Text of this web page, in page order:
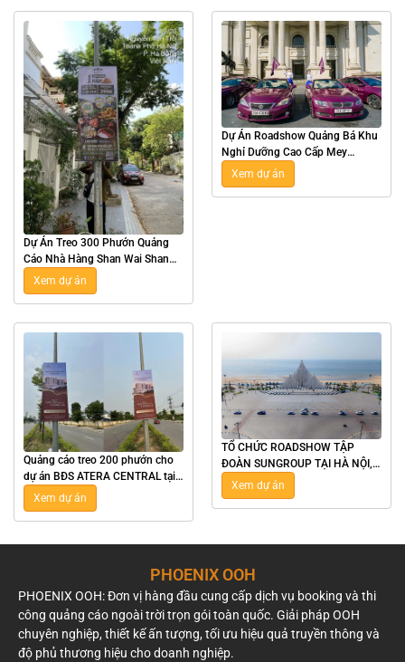
Dự Án Treo 300 Phướn Quảng
Cáo Nhà Hàng Shan Wai Shan
Hot Pot Tại Hà Nội
Xem dự án
Dự Án Roadshow Quảng Bá Khu
Nghỉ Dưỡng Cao Cấp Mey
Retreat Bãi Lữ Tại Nghệ An
Xem dự án
Quảng cáo treo 200 phướn cho
dự án BĐS ATERA CENTRAL tại
Hưng Yên
Xem dự án
TỔ CHỨC ROADSHOW TẬP
ĐOÀN SUNGROUP TẠI HÀ NỘI,
TPHCM, NHA TRANG, VŨNG
TÀU
Xem dự án
PHOENIX OOH
PHOENIX OOH: Đơn vị hàng đầu cung cấp dịch vụ booking và thi
công quảng cáo ngoài trời trọn gói toàn quốc. Giải pháp OOH
chuyên nghiệp, thiết kế ấn tượng, tối ưu hiệu quả truyền thông và
độ phủ thương hiệu cho doanh nghiệp.